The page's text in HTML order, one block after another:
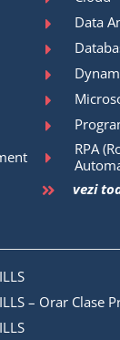
Data
RPA
vezi
– Orar Clase